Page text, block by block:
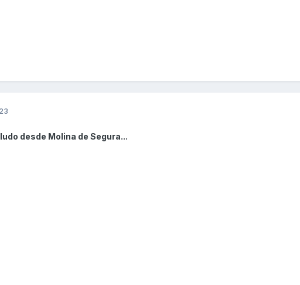
desde Molina de Segura...